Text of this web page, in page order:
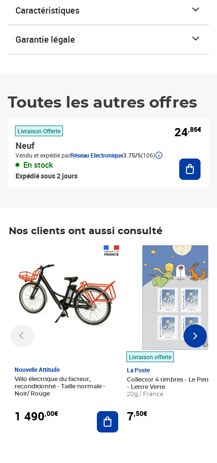
Caractéristiques
Garantie légale
Toutes les autres offres
Livraison Offerte
Neuf
Vendu et expédié parRéseau Electronique3.75/5(106)
En stock
Expédié sous 2 jours
24,86€
Nos clients ont aussi consulté
Nouvelle Attitude
Vélo électrique du facteur,
reconditionné - Taille normale -
Noir/ Rouge
1 490,00€ Ajouter au panier
Livraison offerte
La Poste
Collector 4 timbres - Le Petit
- Lettre Verte
20g / France
7,50€
Prix 7,50€